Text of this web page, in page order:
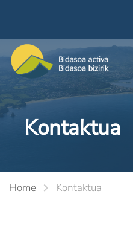
Kontaktua
Home Kontaktua